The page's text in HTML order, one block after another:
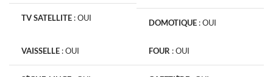
TV SATELLITE :OUI DOMOTIQUE :OUI
VAISSELLE :OUI FOUR :OUI